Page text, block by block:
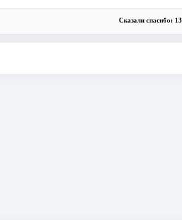
Сказали спасибо: 13